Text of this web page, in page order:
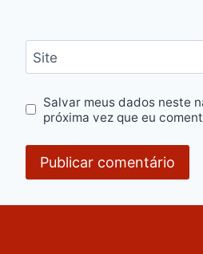
Site
Salvar meus dados neste
próxima vez que eu